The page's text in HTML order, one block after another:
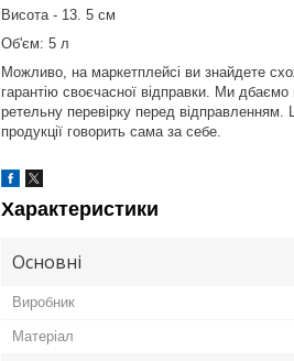
Висота - 13. 5 см
Об'єм: 5 л
Можливо, на маркетплейсі ви знайдете
гарантію своєчасної відправки. Ми дбаємо
ретельну перевірку перед відправленням.
продукції говорить сама за себе.
Характеристики
Основні
Виробник
Матеріал